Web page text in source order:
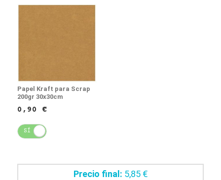
Papel Kraft para Scrap
200gr 30x30cm
0,90 €
SÍ
Precio final: 5,85 €